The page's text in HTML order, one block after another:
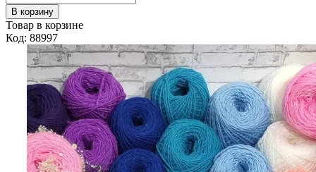
В корзину
Товар в корзине
Код: 88997